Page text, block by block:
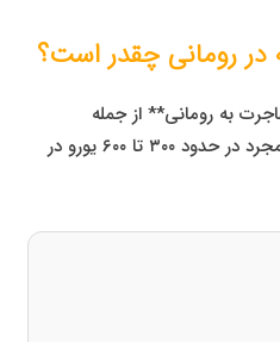
به رومانی** از جمله
هزینه‌های زندگی برای یک فرد مجرد در حدود ۳۰۰ تا ۶۰۰ یورو در